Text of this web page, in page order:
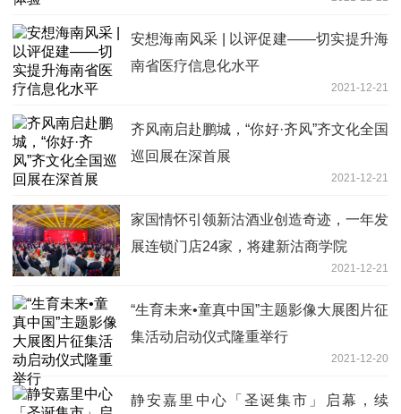
安想海南风采 | 以评促建——切实提升海
南省医疗信息化水平
2021-12-21
齐风南启赴鹏城，“你好·齐风”齐文化全国
巡回展在深首展
2021-12-21
家国情怀引领新沽酒业创造奇迹，一年发
展连锁门店24家，将建新沽商学院
2021-12-21
“生育未来•童真中国”主题影像大展图片征
集活动启动仪式隆重举行
2021-12-20
静安嘉里中心「圣诞集市」启幕，续